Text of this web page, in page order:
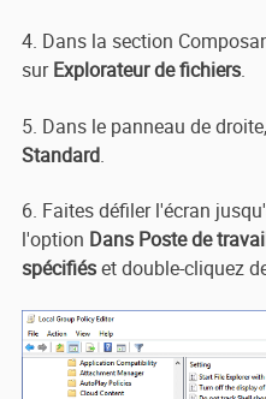
4. Dans la section
surExplorateur de fichiers.
5. Dans le panneau de
Standard.
6. Faites défiler l'écran
l'option Dans Poste de
spécifiéset double-cliquez